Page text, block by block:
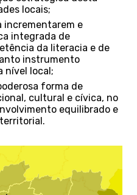
locais;
incrementarem e
integrada de
da literacia e de
instrumento
nível local;
forma de
cultural e cívica, no
equilibrado e